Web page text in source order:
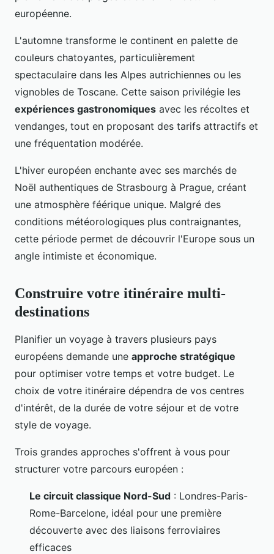
européenne.
L'automne transforme le continent en palette de
couleurs chatoyantes, particulièrement
spectaculaire dans les Alpes autrichiennes ou les
vignobles de Toscane. Cette saison privilégie les
expériences gastronomiques avec les récoltes et
vendanges, tout en proposant des tarifs attractifs et
une fréquentation modérée.
L'hiver européen enchante avec ses marchés de
Noël authentiques de Strasbourg à Prague, créant
une atmosphère féérique unique. Malgré des
conditions météorologiques plus contraignantes,
cette période permet de découvrir l'Europe sous un
angle intimiste et économique.
Construire votre itinéraire multi-
destinations
Planifier un voyage à travers plusieurs pays
européens demande une approche stratégique
pour optimiser votre temps et votre budget. Le
choix de votre itinéraire dépendra de vos centres
d'intérêt, de la durée de votre séjour et de votre
style de voyage.
Trois grandes approches s'offrent à vous pour
structurer votre parcours européen :
Le circuit classique Nord-Sud : Londres-Paris-
Rome-Barcelone, idéal pour une première
découverte avec des liaisons ferroviaires
efficaces